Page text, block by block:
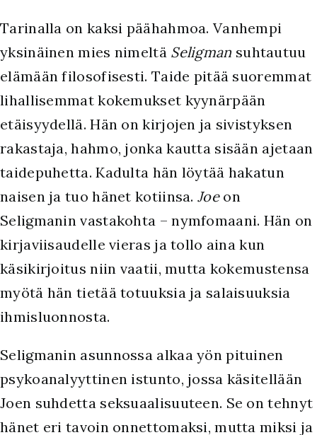
Tarinalla on kaksi päähahmoa. Vanhempi
yksinäinen mies nimeltä Seligman suhtautuu
elämään filosofisesti. Taide pitää suoremmat
lihallisemmat kokemukset kyynärpään
etäisyydellä. Hän on kirjojen ja sivistyksen
rakastaja, hahmo, jonka kautta sisään ajetaan
taidepuhetta. Kadulta hän löytää hakatun
naisen ja tuo hänet kotiinsa. Joeon
Seligmanin vastakohta – nymfomaani. Hän on
kirjaviisaudelle vieras ja tollo aina kun
käsikirjoitus niin vaatii, mutta kokemustensa
myötä hän tietää totuuksia ja salaisuuksia
ihmisluonnosta.
Seligmanin asunnossa alkaa yön pituinen
psykoanalyyttinen istunto, jossa käsitellään
Joen suhdetta seksuaalisuuteen. Se on tehnyt
hänet eri tavoin onnettomaksi, mutta miksi ja